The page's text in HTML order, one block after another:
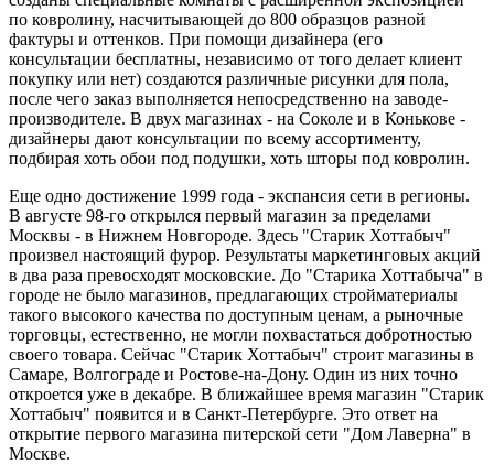
по ковролину, насчитывающей до 800 образцов разной
фактуры и оттенков. При помощи дизайнера (его
консультации бесплатны, независимо от того делает клиент
покупку или нет) создаются различные рисунки для пола,
после чего заказ выполняется непосредственно на заводе-
производителе. В двух магазинах - на Соколе и в Конькове -
дизайнеры дают консультации по всему ассортименту,
подбирая хоть обои под подушки, хоть шторы под ковролин.
Еще одно достижение 1999 года - экспансия сети в регионы.
В августе 98-го открылся первый магазин за пределами
Москвы - в Нижнем Новгороде. Здесь "Старик Хоттабыч"
произвел настоящий фурор. Результаты маркетинговых акций
в два раза превосходят московские. До "Старика Хоттабыча" в
городе не было магазинов, предлагающих стройматериалы
такого высокого качества по доступным ценам, а рыночные
торговцы, естественно, не могли похвастаться добротностью
своего товара. Сейчас "Старик Хоттабыч" строит магазины в
Самаре, Волгограде и Ростове-на-Дону. Один из них точно
откроется уже в декабре. В ближайшее время магазин "Старик
Хоттабыч" появится и в Санкт-Петербурге. Это ответ на
открытие первого магазина питерской сети "Дом Лаверна" в
Москве.